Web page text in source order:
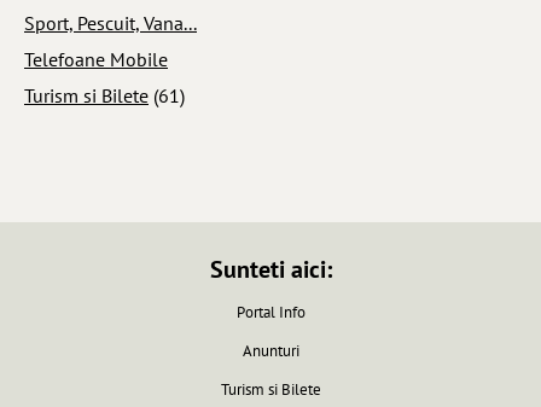
Sport, Pescuit, Vana...
Telefoane Mobile
Turism si Bilete (61)
Sunteti aici:
Portal Info
Anunturi
Turism si Bilete